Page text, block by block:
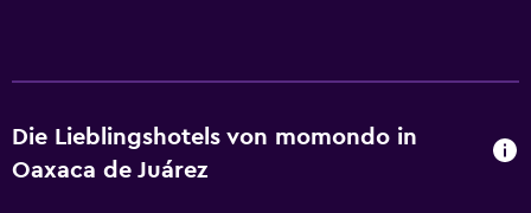
Die Lieblingshotels von momondo in
Oaxaca de Juárez